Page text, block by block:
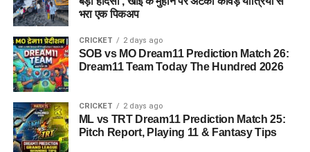
सकेगा। इससे बच्चों और महिलाओं के मानसिक और सामाजिक विकास में
भरा एक पिकअप
CRICKET 2 days ago
SOB vs MO Dream11 Prediction Match 26:
Dream11 Team Today The Hundred 2026
CRICKET 2 days ago
ML vs TRT Dream11 Prediction Match 25:
Pitch Report, Playing 11 & Fantasy Tips